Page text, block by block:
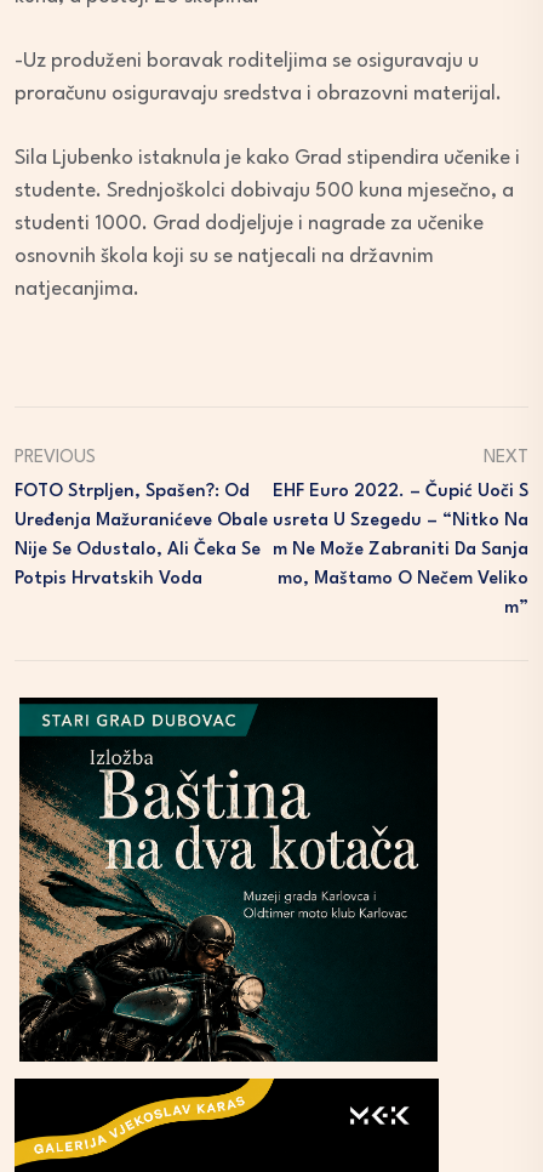
-Uz produženi boravak roditeljima se osiguravaju u
proračunu osiguravaju sredstva i obrazovni materijal.
Sila Ljubenko istaknula je kako Grad stipendira učenike i
studente. Srednjoškolci dobivaju 500 kuna mjesečno, a
studenti 1000. Grad dodjeljuje i nagrade za učenike
osnovnih škola koji su se natjecali na državnim
natjecanjima.
PREVIOUS
FOTO Strpljen, Spašen?: Od
Uređenja Mažuranićeve Obale
Nije Se Odustalo, Ali Čeka Se
Potpis Hrvatskih Voda
NEXT
EHF Euro 2022. – Čupić Uoči S
Usreta U Szegedu – “nitko Na
M Ne Može Zabraniti Da Sanja
Mo, Maštamo O Nečem Veliko
M”